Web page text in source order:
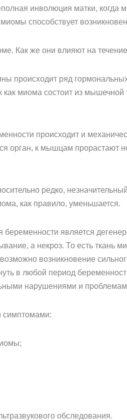
инволюция матки, когда
способствует
Как же они влияют на
происходит ряд
как миома состоит из
происходит и
орган, к мышцам прорастают
редко,
как правило, уменьшается.
является
а некроз. То есть ткань
возникновение
в любой период
нарушениями и
симптомами:
обследования.